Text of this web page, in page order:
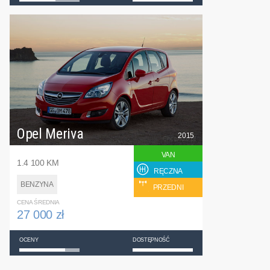
Opel Meriva
1.4 100 KM
BENZYNA
2015
VAN
RĘCZNA
PRZEDNI
CENA ŚREDNIA
27 000 zł
OCENY DOSTĘPNOŚĆ